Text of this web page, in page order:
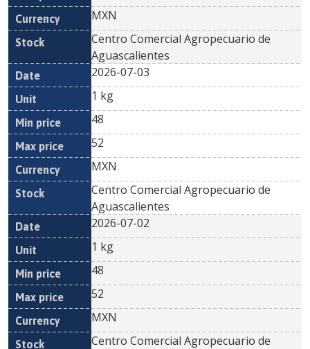
MXN
Centro Comercial Agropecuario de
Aguascalientes
2026-07-03
1 kg
48
52
MXN
Centro Comercial Agropecuario de
Aguascalientes
2026-07-02
1 kg
48
52
MXN
Centro Comercial Agropecuario de